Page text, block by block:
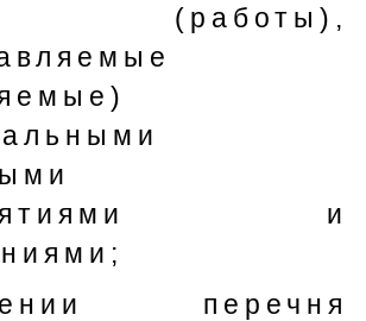
(работы),
и
перечня